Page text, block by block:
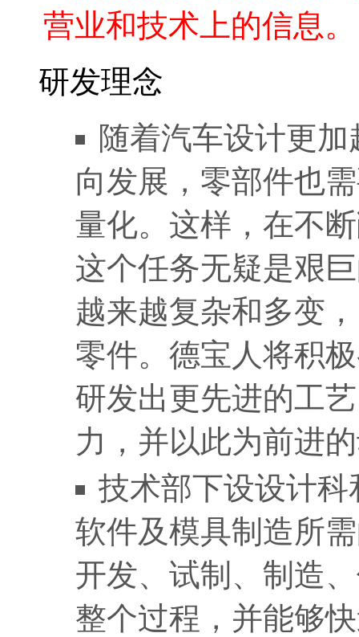
营业和技术上的信息。
研发理念
随着汽车设计更
向发展，零部件也
量化。这样，在不
这个任务无疑是艰
越来越复杂和多变
零件。德宝人将积
研发出更先进的工
力，并以此为前进
技术部下设设计
软件及模具制造所
开发、试制、制造
整个过程，并能够